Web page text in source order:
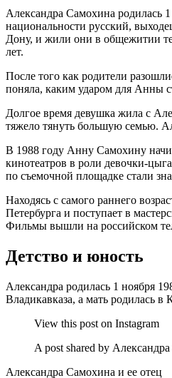
Александра Самохина родилась
национальности русский,
Дону, и жили они в общежитии
лет.
После того как родители
поняла, каким ударом для Анны
Долгое время девушка жила с
тяжело тянуть большую семью.
В 1988 году Анну Самохину
кинотеатров в роли девочки-
по съемочной площадке стали
Находясь с самого раннего
Петербурга и поступает в
Фильмы вышли на российском
Детство и юность
Александра родилась 1 ноября
Владикавказа, а мать родилась в
View this post on Instagram
A post shared by
Александра Самохина и ее отец